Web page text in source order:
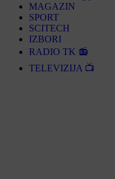
MAGAZIN
SPORT
SCITECH
IZBORI
RADIO TK 📻
TELEVIZIJA 📺